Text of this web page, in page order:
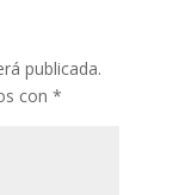
publicada.
con *